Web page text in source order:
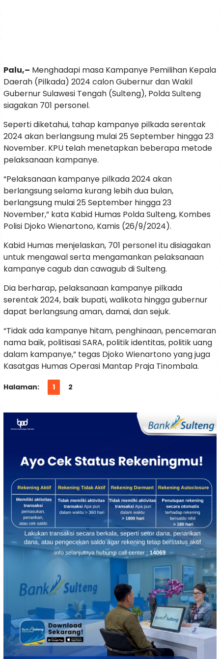
Palu,– Menghadapi masa Kampanye Pemilihan Kepala
Daerah (Pilkada) 2024 calon Gubernur dan Wakil
Gubernur Sulawesi Tengah (Sulteng), Polda Sulteng
siagakan 701 personel.
Seperti diketahui, tahap kampanye pilkada serentak
2024 akan berlangsung mulai 25 September hingga 23
November. KPU telah menetapkan beberapa metode
pelaksanaan kampanye.
“Pelaksanaan kampanye pilkada 2024 akan
berlangsung selama kurang lebih dua bulan,
berlangsung mulai 25 September hingga 23
November,” kata Kabid Humas Polda Sulteng, Kombes
Polisi Djoko Wienartono, Kamis (26/9/2024).
Kabid Humas menjelaskan, 701 personel itu disiagakan
untuk mengawal serta mengamankan pelaksanaan
kampanye cagub dan cawagub di Sulteng.
Dia berharap, pelaksanaan kampanye pilkada
serentak 2024, baik bupati, walikota hingga gubernur
dapat berlangsung aman, damai, dan sejuk.
“Tidak ada kampanye hitam, penghinaan, pencemaran
nama baik, politisasi SARA, politik identitas, politik uang
dalam kampanye,” tegas Djoko Wienartono yang juga
Kasatgas Humas Operasi Mantap Praja Tinombala.
Halaman: 1 2